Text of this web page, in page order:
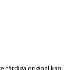
färdiga original kan